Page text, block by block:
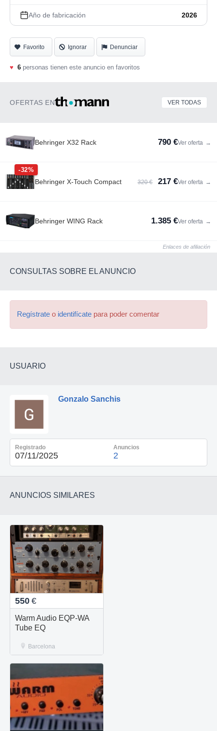
Año de fabricación 2026
Favorito Ignorar Denunciar
♥ 6 personas tienen este anuncio en favoritos
OFERTAS EN VER TODAS
Behringer X32 Rack 790 €Ver oferta →
-32%
Behringer X-Touch Compact 320 € 217 €Ver oferta →
Behringer WING Rack 1.385 €Ver oferta →
Enlaces de afiliación
CONSULTAS SOBRE EL ANUNCIO
Regístrate o identifícate para poder comentar
USUARIO
Gonzalo Sanchis
Registrado
07/11/2025
Anuncios
2
ANUNCIOS SIMILARES
550 €
Warm Audio EQP-WA
Tube EQ
Barcelona